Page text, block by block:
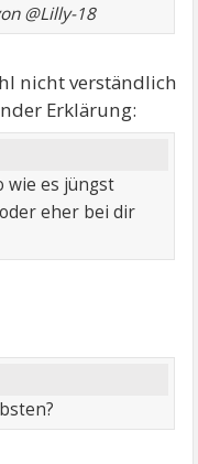
@Lilly-18
nicht verständlich
Erklärung:
wie es jüngst
eher bei dir